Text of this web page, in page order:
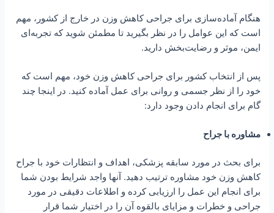
هنگام آماده‌سازی برای جراحی کاهش وزن در خارج از کشور، مهم
است که این عوامل را در نظر بگیرید تا مطمئن شوید که تجربه‌ای
ایمن، موثر و رضایت‌بخش دارید.
پس از انتخاب کشور برای جراحی کاهش وزن خود، مهم است که
خود را از نظر جسمی و روانی برای عمل آماده کنید. در اینجا چند
گام برای انجام دادن وجود دارد:
مشاوره با جراح
برای بحث در مورد سابقه پزشکی، اهداف و انتظارات خود با جراح
کاهش وزن خود مشاوره ترتیب دهید. آنها واجد شرایط بودن شما
برای انجام این عمل را ارزیابی کرده و اطلاعات دقیقی در مورد
جراحی و خطرات و مزایای بالقوه آن را در اختیار شما قرار